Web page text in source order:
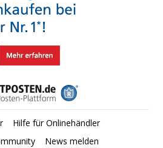
Hilfe für Onlinehändler
News melden